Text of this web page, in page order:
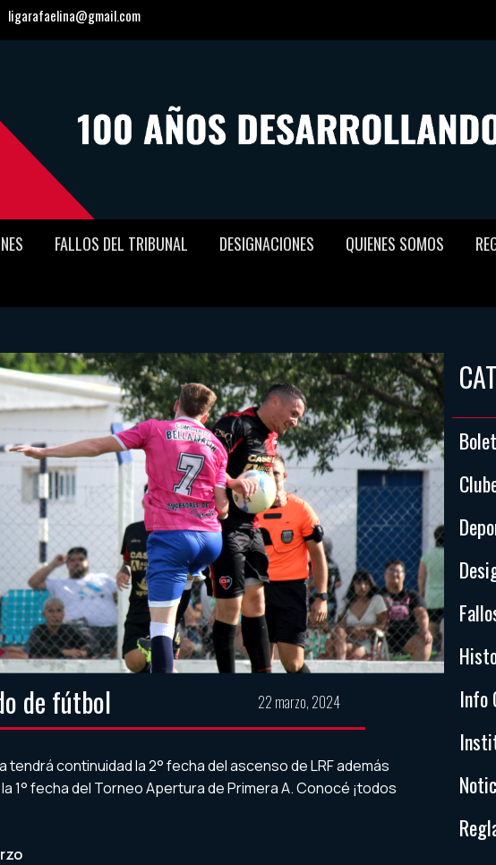
ligarafaelina@gmail.com
FALLOS DEL TRIBUNAL DESIGNACIONES QUIENES SOMOS
de fútbol 22 marzo, 2024
tendrá continuidad la 2° fecha del ascenso de LRF además
1° fecha del Torneo Apertura de Primera A. Conocé ¡todos
Info